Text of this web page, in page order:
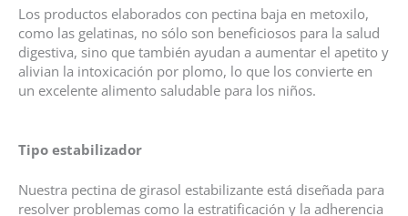
Los productos elaborados con pectina baja en metoxilo,
como las gelatinas, no sólo son beneficiosos para la salud
digestiva, sino que también ayudan a aumentar el apetito y
alivian la intoxicación por plomo, lo que los convierte en
un excelente alimento saludable para los niños.
Tipo estabilizador
Nuestra pectina de girasol estabilizante está diseñada para
resolver problemas como la estratificación y la adherencia